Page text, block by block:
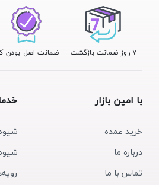
۷ روز ضمانت بازگشت ضمانت اصل بودن
با امین بازار
خرید عمده
درباره ما
تماس با ما